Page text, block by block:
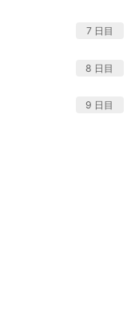
7 日目
8 日目
9 日目